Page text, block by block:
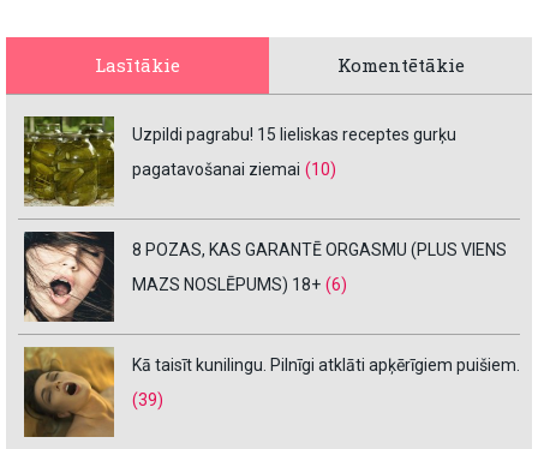
Lasītākie Komentētākie
Uzpildi pagrabu! 15 lieliskas receptes gurķu
pagatavošanai ziemai (10)
8 POZAS, KAS GARANTĒ ORGASMU (PLUS VIENS
MAZS NOSLĒPUMS) 18+ (6)
Kā taisīt kunilingu. Pilnīgi atklāti apķērīgiem puišiem.
(39)